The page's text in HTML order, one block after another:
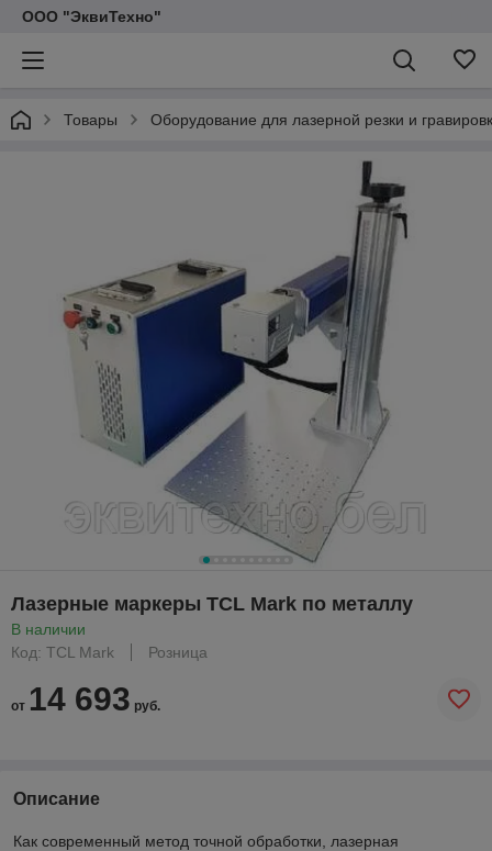
ООО "ЭквиТехно"
Товары Оборудование для лазерной резки и
Лазерные маркеры TCL Mark по металлу
В наличии
Код: TCL Mark
Розница
от 14 693 руб.
Описание
Как современный метод точной обработки, лазерная